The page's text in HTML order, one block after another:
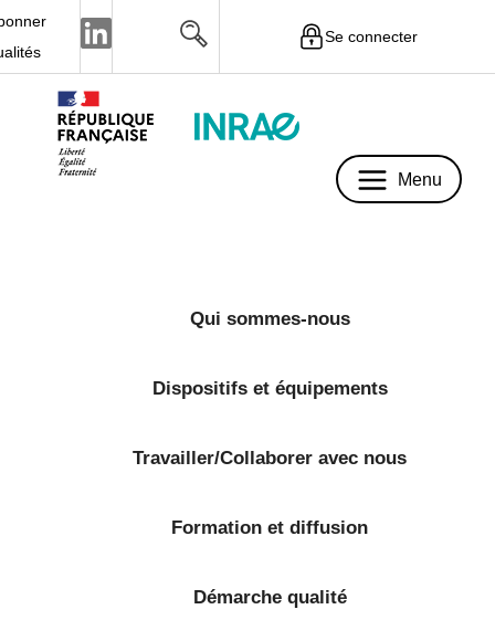
Se connecter
Menu
Qui sommes-nous
Dispositifs et équipements
Travailler/Collaborer avec nous
Formation et diffusion
Démarche qualité